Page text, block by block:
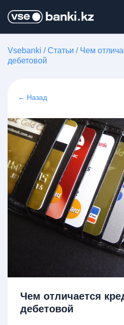
Vsebanki /Статьи / Чем
дебетовой
← Назад
Чем отличается
дебетовой